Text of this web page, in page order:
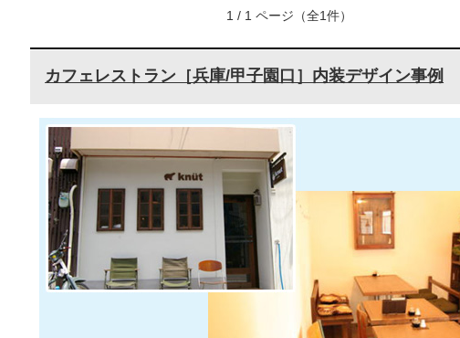
1 / 1 ページ（全1件）
カフェレストラン［兵庫/甲子園口］内装デザイン事例